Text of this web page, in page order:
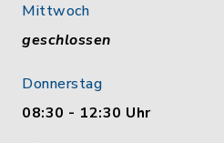
Mittwoch
geschlossen
Donnerstag
08:30 - 12:30 Uhr